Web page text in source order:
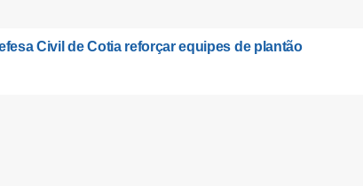
Civil de Cotia reforçar equipes de plantão